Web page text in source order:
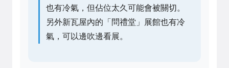
也有冷氣，但佔位太久可能會被關切。
另外新瓦屋內的「問禮堂」展館也有冷
氣，可以邊吹邊看展。